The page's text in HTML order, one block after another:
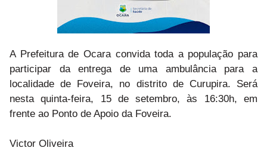
A Prefeitura de Ocara convida toda a população para
participar da entrega de uma ambulância para a
localidade de Foveira, no distrito de Curupira. Será
nesta quinta-feira, 15 de setembro, às 16:30h, em
frente ao Ponto de Apoio da Foveira.
Victor Oliveira